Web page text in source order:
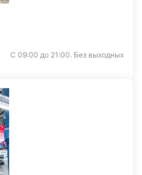
С 09:00 до 21:00. Без выходных